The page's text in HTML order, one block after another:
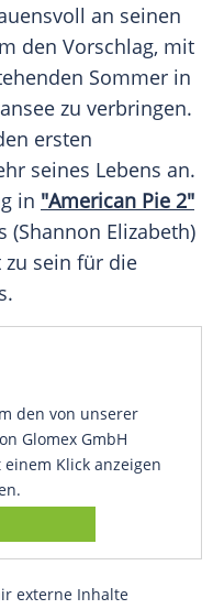
an seinen
den Vorschlag, mit
Sommer in
zu verbringen.
ersten
seines Lebens an.
in "American Pie 2"
(Shannon Elizabeth)
sein für die
den von unserer
Glomex GmbH
Klick anzeigen
externe Inhalte